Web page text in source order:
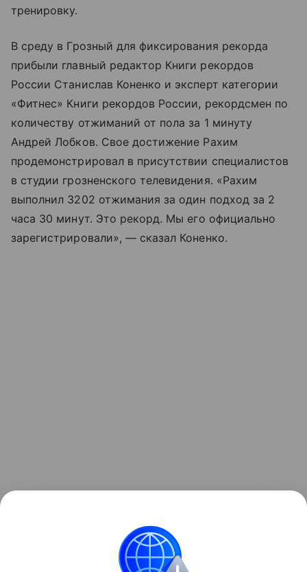
тренировку.
В среду в Грозный для фиксирования рекорда
прибыли главный редактор Книги рекордов
России Станислав Коненко и эксперт категории
«Фитнес» Книги рекордов России, рекордсмен по
количеству отжиманий от пола за 1 минуту
Андрей Лобков. Свое достижение Рахим
продемонстрировал в присутствии специалистов
в студии грозненского телевидения. «Рахим
выполнил 3202 отжимания за один подход за 2
часа 30 минут. Это рекорд. Мы его официально
зарегистрировали», — сказал Коненко.
7 самых юных олимпийских